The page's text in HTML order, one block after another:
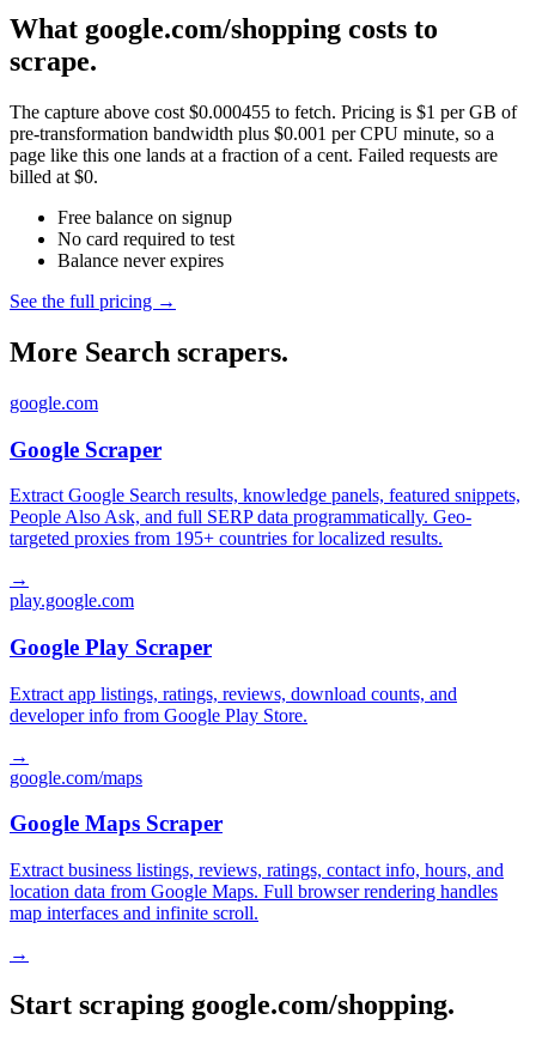
What google.com/shopping costs to
scrape.
The capture above cost $0.000455 to fetch. Pricing is $1 per GB of
pre-transformation bandwidth plus $0.001 per CPU minute, so a
page like this one lands at a fraction of a cent. Failed requests are
billed at $0.
Free balance on signup
No card required to test
Balance never expires
See the full pricing →
More Search scrapers.
google.com
Google Scraper
Extract Google Search results, knowledge panels, featured snippets,
People Also Ask, and full SERP data programmatically. Geo-
targeted proxies from 195+ countries for localized results.
→
play.google.com
Google Play Scraper
Extract app listings, ratings, reviews, download counts, and
developer info from Google Play Store.
→
google.com/maps
Google Maps Scraper
Extract business listings, reviews, ratings, contact info, hours, and
location data from Google Maps. Full browser rendering handles
map interfaces and infinite scroll.
→
Start scraping google.com/shopping.